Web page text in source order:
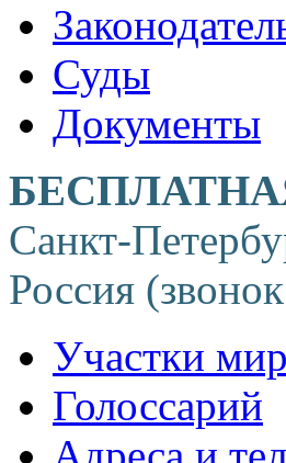
Суды
Документы
Санкт-
Россия
Участки
Голоссарий